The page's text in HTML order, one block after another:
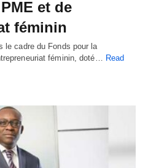
et de
féminin
le cadre du Fonds pour la
féminin, doté… Read